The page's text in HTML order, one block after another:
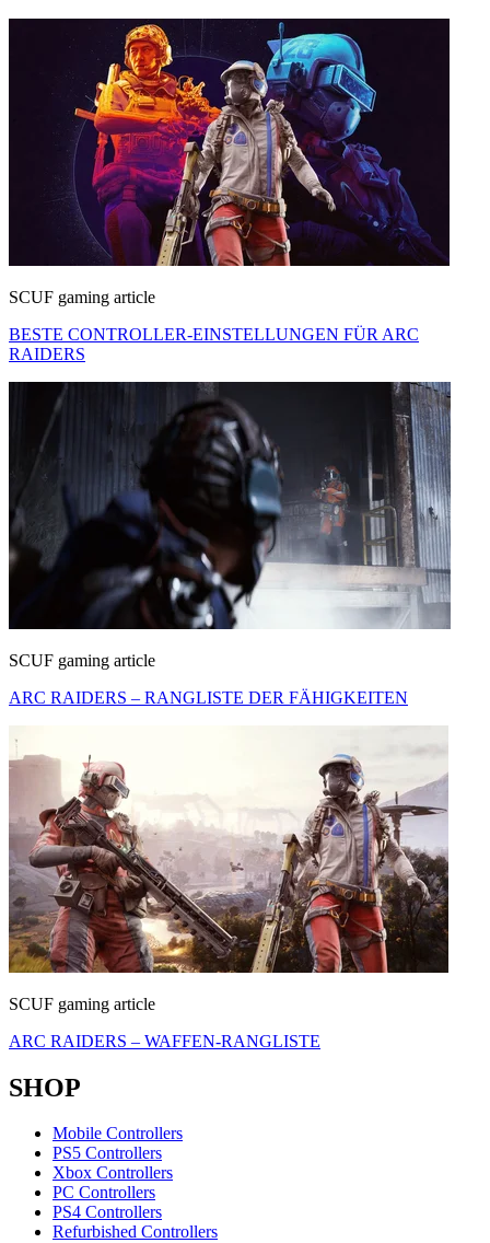
SCUF gaming article
BESTE CONTROLLER-EINSTELLUNGEN FÜR ARC
RAIDERS
SCUF gaming article
ARC RAIDERS – RANGLISTE DER FÄHIGKEITEN
SCUF gaming article
ARC RAIDERS – WAFFEN-RANGLISTE
SHOP
Mobile Controllers
PS5 Controllers
Xbox Controllers
PC Controllers
PS4 Controllers
Refurbished Controllers